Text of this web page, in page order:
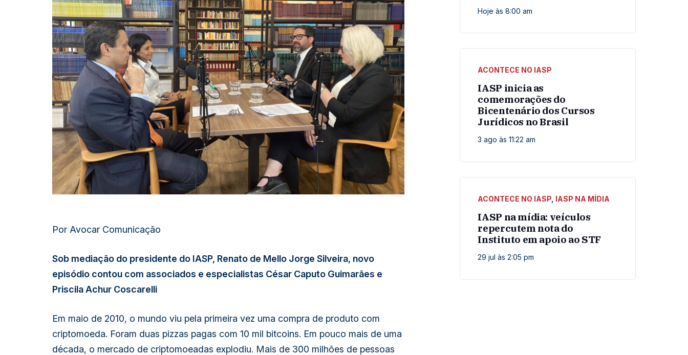
Por Avocar Comunicação
Sob mediação do presidente do IASP, Renato de Mello Jorge Silveira, novo
episódio contou com associados e especialistas César Caputo Guimarães e
Priscila Achur Coscarelli
Em maio de 2010, o mundo viu pela primeira vez uma compra de produto com
criptomoeda. Foram duas pizzas pagas com 10 mil bitcoins. Em pouco mais de uma
década, o mercado de criptomoeadas explodiu. Mais de 300 milhões de pessoas
Hoje às 8:00 am
ACONTECE NO IASP
IASP inicia as
comemorações do
Bicentenário dos Cursos
Jurídicos no Brasil
3 ago às 11:22 am
ACONTECE NO IASP IASP NA MÍDIA
IASP na mídia: veículos
repercutem nota do
Instituto em apoio ao STF
29 jul às 2:05 pm